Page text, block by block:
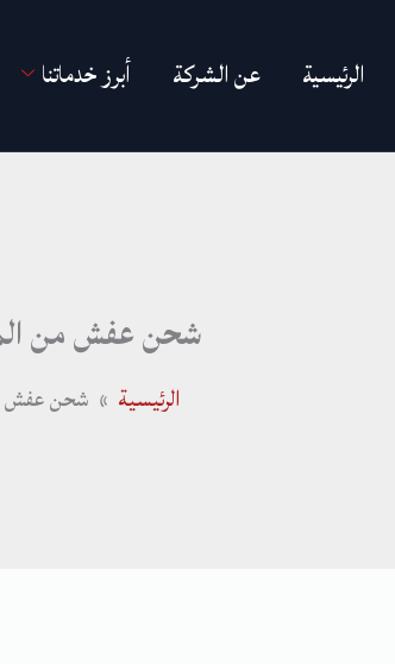
الرئيسية عن الشركة أبرز خدماتنا
شحن عفش من
الرئيسية شحن عفش